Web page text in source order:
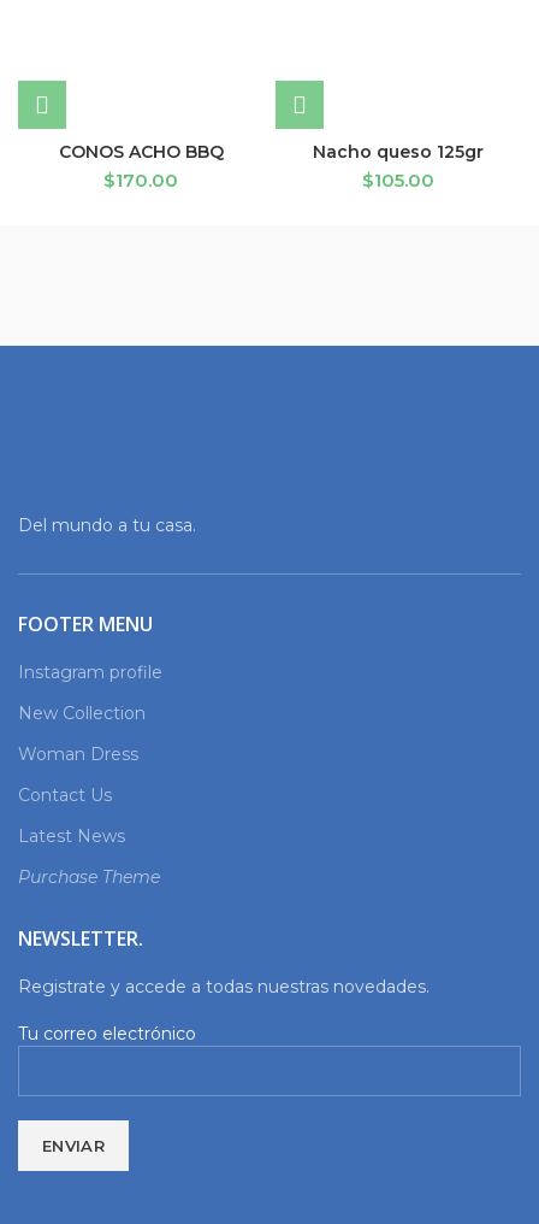
CONOS ACHO BBQ
$170.00
Nacho queso 125gr
$105.00
Del mundo a tu casa.
FOOTER MENU
Instagram profile
New Collection
Woman Dress
Contact Us
Latest News
Purchase Theme
NEWSLETTER.
Registrate y accede a todas nuestras novedades.
Tu correo electrónico